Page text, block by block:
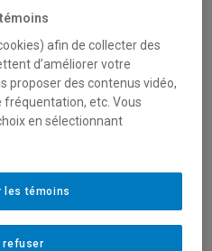
enjeu par un
SAC pour lui faire part de ses
Une
dans
des membres du corps
les expertises peuvent
afin de collecter des
d’améliorer votre
proposer des contenus vidéo,
fréquentation, etc. Vous
en sélectionnant
refuser
les témoins